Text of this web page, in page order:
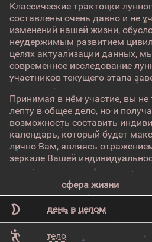
Классические трактовки
составлены очень давно и не
изменений нашей жизни,
неудержимым развитием
целях актуализации данных,
современное исследование
участников текущего этапа
Принимая в нём участие, вы не
лепту в общее дело, но и
возможность составить
календарь, который будет
лично Вам, являясь
зеркале Вашей
сфера жизни
день в целом
тело